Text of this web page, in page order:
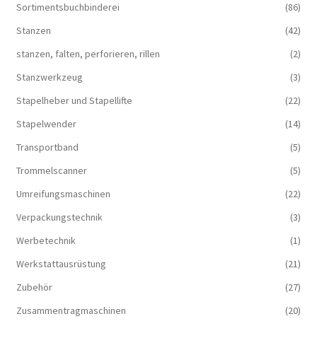
Sortimentsbuchbinderei
(86)
Stanzen
(42)
stanzen, falten, perforieren, rillen
(2)
Stanzwerkzeug
(3)
Stapelheber und Stapellifte
(22)
Stapelwender
(14)
Transportband
(5)
Trommelscanner
(5)
Umreifungsmaschinen
(22)
Verpackungstechnik
(3)
Werbetechnik
(1)
Werkstattausrüstung
(21)
Zubehör
(27)
Zusammentragmaschinen
(20)